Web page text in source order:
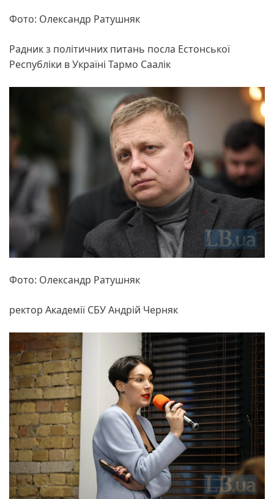
Фото: Олександр Ратушняк
Радник з політичних питань посла Естонської
Республіки в Україні Тармо Саалік
Фото: Олександр Ратушняк
ректор Академії СБУ Андрій Черняк